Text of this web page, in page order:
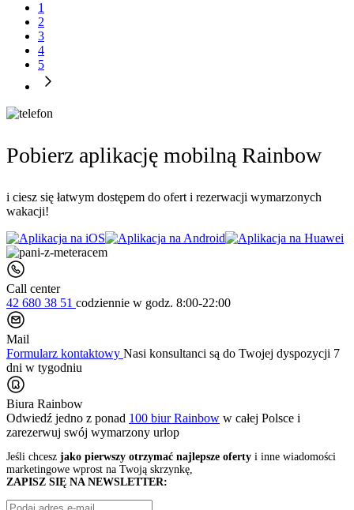
1
2
3
4
5
Pobierz aplikację mobilną Rainbow
i ciesz się łatwym dostępem do ofert i rezerwacji wymarzonych
wakacji!
Call center
42 680 38 51 codziennie w godz. 8:00-22:00
Mail
Formularz kontaktowy Nasi konsultanci są do Twojej dyspozycji 7
dni w tygodniu
Biura Rainbow
Odwiedź jedno z ponad 100 biur Rainbow w całej Polsce i
zarezerwuj swój wymarzony urlop
Jeśli chcesz jako pierwszy otrzymać najlepsze oferty i inne wiadomości
marketingowe wprost na Twoją skrzynkę,
ZAPISZ SIĘ NA NEWSLETTER: